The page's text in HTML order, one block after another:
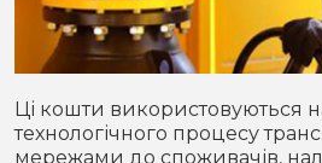
Здоров'я
Приватна думка
В кулуарах
Місто
Ці кошти використовуються
технологічного процесу
мережами до споживачів,